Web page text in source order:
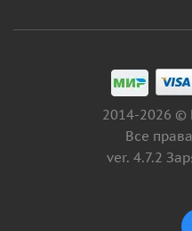
2014-2026
Все
ver. 4.7.2